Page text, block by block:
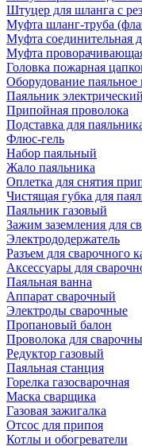
Штуцер для шланга с
Муфта шланг-труба
Муфта соединительная
Муфта
Головка пожарная
Оборудование паяльное
Паяльник электрический
Припойная проволока
Подставка для
Флюс-гель
Набор паяльный
Жало паяльника
Оплетка для снятия
Чистящая губка для
Паяльник газовый
Зажим заземления для
Электрододержатель
Разъем для сварочного
Аксессуары для
Паяльная ванна
Аппарат сварочный
Электроды сварочные
Пропановый балон
Проволока для
Редуктор газовый
Паяльная станция
Горелка газосварочная
Маска сварщика
Газовая зажигалка
Отсос для припоя
Котлы и обогреватели